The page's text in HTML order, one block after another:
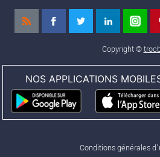
Copyright ©
NOS APPLICATIONS
Conditions générales